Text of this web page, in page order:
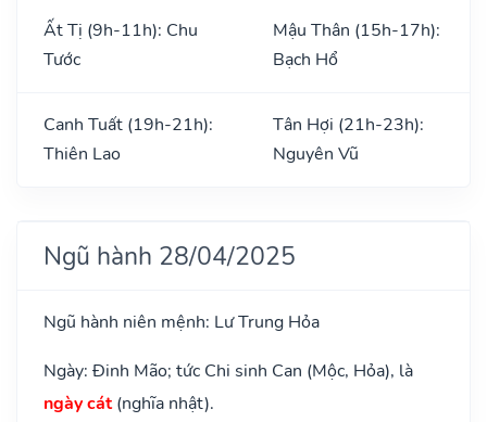
Ất Tị (9h-11h): Chu
Tước
Mậu Thân (15h-17h):
Bạch Hổ
Canh Tuất (19h-21h):
Thiên Lao
Tân Hợi (21h-23h):
Nguyên Vũ
Ngũ hành 28/04/2025
Ngũ hành niên mệnh: Lư Trung Hỏa
Ngày: Đinh Mão; tức Chi sinh Can (Mộc, Hỏa), là
ngày cát(nghĩa nhật).